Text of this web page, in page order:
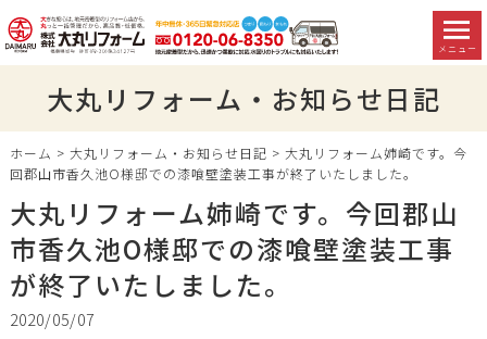
メニュー
大丸リフォーム・お知らせ日記
ホーム > 大丸リフォーム・お知らせ日記 > 大丸リフォーム姉崎です。今
回郡山市香久池O様邸での漆喰壁塗装工事が終了いたしました。
大丸リフォーム姉崎です。今回郡山
市香久池O様邸での漆喰壁塗装工事
が終了いたしました。
2020/05/07